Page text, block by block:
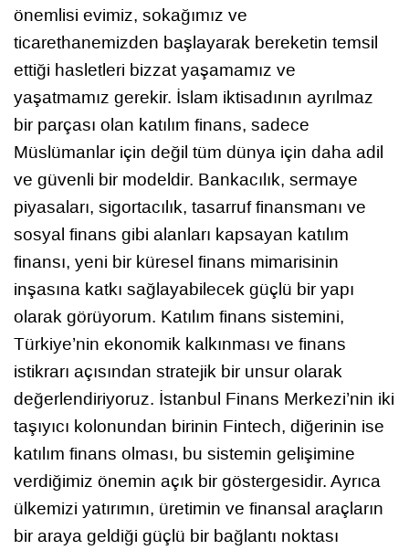
önemlisi evimiz, sokağımız ve
ticarethanemizden başlayarak bereketin temsil
ettiği hasletleri bizzat yaşamamız ve
yaşatmamız gerekir. İslam iktisadının ayrılmaz
bir parçası olan katılım finans, sadece
Müslümanlar için değil tüm dünya için daha adil
ve güvenli bir modeldir. Bankacılık, sermaye
piyasaları, sigortacılık, tasarruf finansmanı ve
sosyal finans gibi alanları kapsayan katılım
finansı, yeni bir küresel finans mimarisinin
inşasına katkı sağlayabilecek güçlü bir yapı
olarak görüyorum. Katılım finans sistemini,
Türkiye’nin ekonomik kalkınması ve finans
istikrarı açısından stratejik bir unsur olarak
değerlendiriyoruz. İstanbul Finans Merkezi’nin iki
taşıyıcı kolonundan birinin Fintech, diğerinin ise
katılım finans olması, bu sistemin gelişimine
verdiğimiz önemin açık bir göstergesidir. Ayrıca
ülkemizi yatırımın, üretimin ve finansal araçların
bir araya geldiği güçlü bir bağlantı noktası